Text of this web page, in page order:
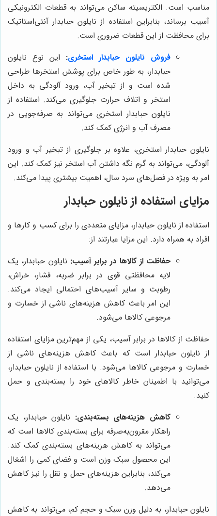
مناسب است. الکتریسیته ساکن می‌تواند به قطعات الکترونیکی
آسیب برساند، بنابراین استفاده از نایلون حبابدار آنتی‌استاتیک
برای محافظت از این قطعات ضروری است.
فروش نایلون حبابدار استخری: این نوع نایلون
حبابدار، به طور خاص برای پوشش استخرها طراحی
شده است و از تبخیر آب، ورود آلودگی به داخل
استخر و اتلاف حرارت جلوگیری می‌کند. استفاده از
نایلون حبابدار استخری می‌تواند به صرفه‌جویی در
مصرف آب و انرژی کمک کند.
نایلون حبابدار استخری، علاوه بر جلوگیری از تبخیر آب و ورود
آلودگی، می‌تواند به گرم نگه داشتن آب استخر نیز کمک کند. این
امر به ویژه در فصل‌های سرد سال، اهمیت بیشتری پیدا می‌کند.
مزایای استفاده از نایلون حبابدار
استفاده از نایلون حبابدار، مزایای متعددی را برای کسب و کارها و
افراد به همراه دارد. این مزایا عبارتند از:
حفاظت از کالاها در برابر آسیب: نایلون حبابدار، یک
لایه محافظتی قوی در برابر ضربه، فشار، خراش،
رطوبت و سایر آسیب‌های احتمالی ایجاد می‌کند.
این امر باعث کاهش هزینه‌های ناشی از خسارت و
مرجوعی کالاها می‌شود.
حفاظت از کالاها در برابر آسیب، یکی از مهم‌ترین مزایای استفاده
از نایلون حبابدار است که باعث کاهش هزینه‌های ناشی از
خسارت و مرجوعی کالاها می‌شود. با استفاده از نایلون حبابدار،
می‌توانید با اطمینان خاطر کالاهای خود را بسته‌بندی و حمل
کنید.
کاهش هزینه‌های بسته‌بندی: نایلون حبابدار، یک
راهکار مقرون‌به‌صرفه برای بسته‌بندی کالاها است که
می‌تواند به کاهش هزینه‌های بسته‌بندی کمک کند.
این محصول سبک وزن است و فضای کمی را اشغال
می‌کند، بنابراین هزینه‌های حمل و نقل را نیز کاهش
می‌دهد.
نایلون حبابدار، به دلیل وزن سبک و حجم کم، می‌تواند به کاهش